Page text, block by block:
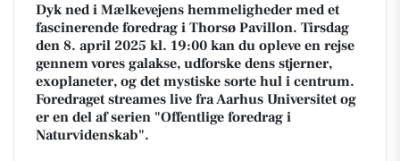
Dyk ned i Mælkevejens hemmeligheder med et
fascinerende foredrag i Thorsø Pavillon. Tirsdag
den 8. april 2025 kl. 19:00 kan du opleve en rejse
gennem vores galakse, udforske dens stjerner,
exoplaneter, og det mystiske sorte hul i centrum.
Foredraget streames live fra Aarhus Universitet og
er en del af serien "Offentlige foredrag i
Naturvidenskab".